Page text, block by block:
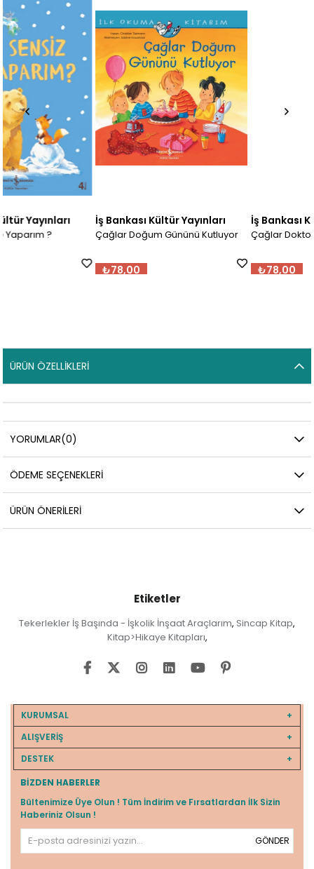
İş Bankası Kültür Yayınları
Çağlar Doğum Gününü Kutluyor
İş Bankası Kültür Yayınları
Çağlar Doktorda
ÜRÜN ÖZELLIKLERI
YORUMLAR(0)
ÖDEME SEÇENEKLERI
ÜRÜN ÖNERILERI
Etiketler
Tekerlekler İş Başında - İşkolik İnşaat Araçlarım, Sincap Kitap,
Kitap>Hikaye Kitapları,
KURUMSAL
ALIŞVERİŞ
DESTEK
BIZDEN HABERLER
Bültenimize Üye Olun ! Tüm İndirim ve Fırsatlardan İlk Sizin
Haberiniz Olsun !
GÖNDER